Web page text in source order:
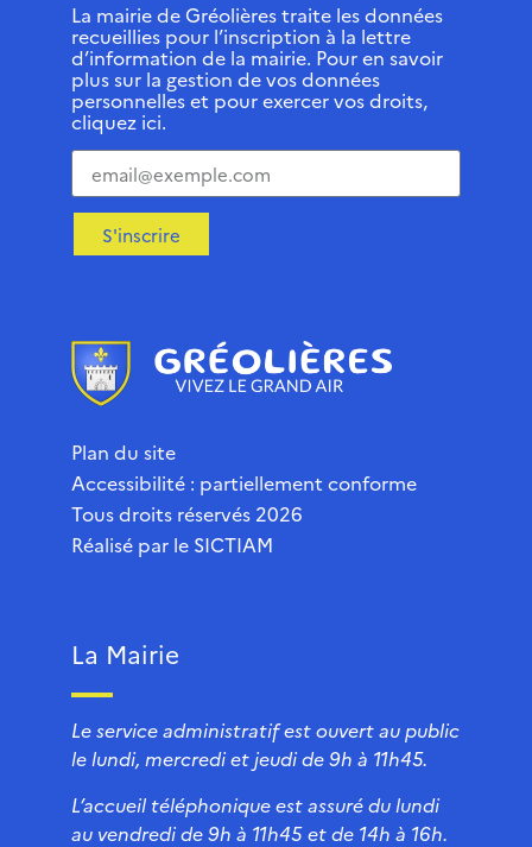
La mairie de Gréolières traite les données
recueillies pour l’inscription à la lettre
d’information de la mairie. Pour en savoir
plus sur la gestion de vos données
personnelles et pour exercer vos droits,
cliquez ici.
S'inscrire
Plan du site
Accessibilité : partiellement conforme
Tous droits réservés 2026
Réalisé par le SICTIAM
La Mairie
Le service administratif est ouvert au public
le lundi, mercredi et jeudi de 9h à 11h45.
L’accueil téléphonique est assuré du lundi
au vendredi de 9h à 11h45 et de 14h à 16h.